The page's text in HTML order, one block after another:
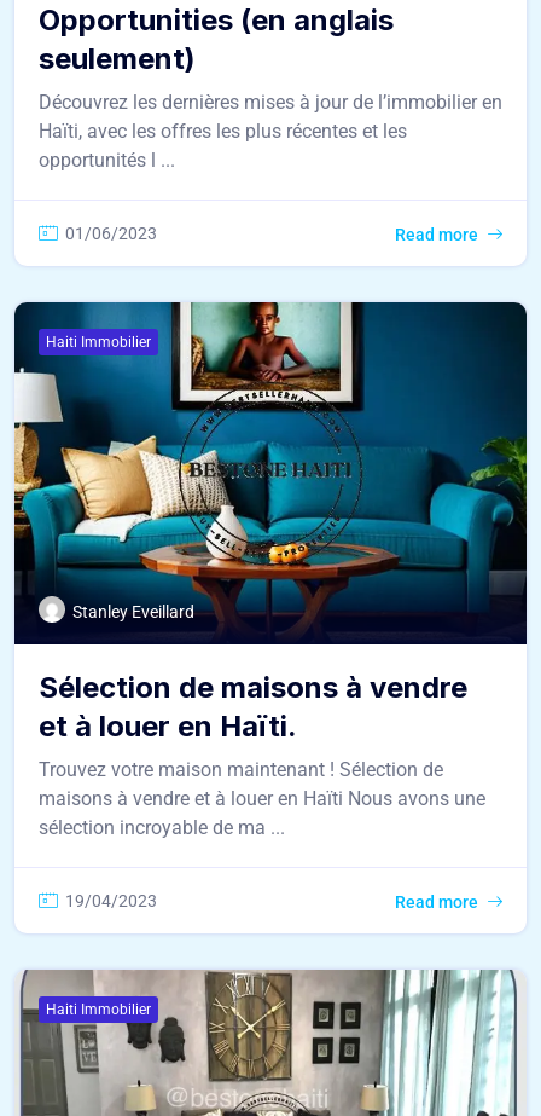
Opportunities (en anglais
seulement)
Découvrez les dernières mises à jour de l’immobilier en
Haïti, avec les offres les plus récentes et les
opportunités l ...
01/06/2023 Read more
Haiti Immobilier
Stanley Eveillard
Sélection de maisons à vendre
et à louer en Haïti.
Trouvez votre maison maintenant ! Sélection de
maisons à vendre et à louer en Haïti Nous avons une
sélection incroyable de ma ...
19/04/2023 Read more
Haiti Immobilier